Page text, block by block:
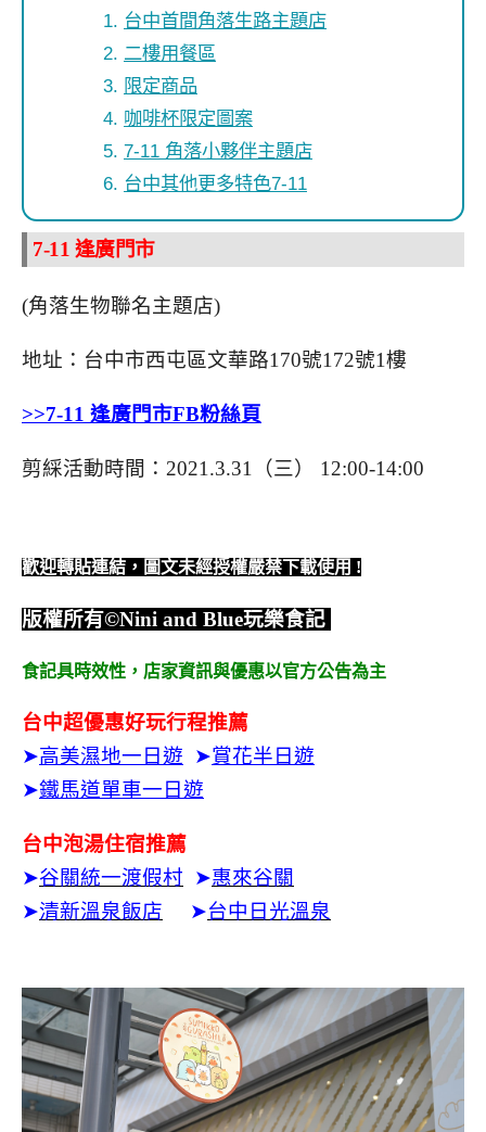
台中首間角落生路主題店
二樓用餐區
限定商品
咖啡杯限定圖案
7-11 角落小夥伴主題店
台中其他更多特色7-11
7-11 逢廣門市
(角落生物聯名主題店)
地址：台中市西屯區文華路170號172號1樓
>>7-11 逢廣門市FB粉絲頁
剪綵活動時間：2021.3.31（三） 12:00-14:00
歡迎轉貼連結，圖文未經授權嚴禁下載使用 !
版權所有©Nini and Blue玩樂食記
食記具時效性， 店家資訊與優惠以官方公告為主
台中超優惠好玩行程推薦
➤高美濕地一日遊 ➤賞花半日遊
➤鐵馬道單車一日遊
台中泡湯住宿推薦
➤谷關統一渡假村 ➤惠來谷關
➤清新溫泉飯店 ➤台中日光溫泉